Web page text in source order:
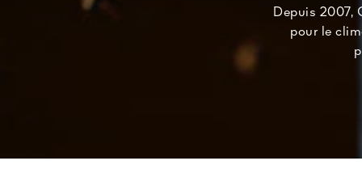
Depuis 2007,
pour le